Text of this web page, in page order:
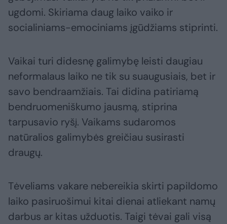
ugdomi. Skiriama daug laiko vaiko ir
socialiniams-emociniams įgūdžiams stiprinti.
Vaikai turi didesnę galimybę leisti daugiau
neformalaus laiko ne tik su suaugusiais, bet ir
savo bendraamžiais. Tai didina patiriamą
bendruomeniškumo jausmą, stiprina
tarpusavio ryšį. Vaikams sudaromos
natūralios galimybės greičiau susirasti
draugų.
Tėveliams vakare nebereikia skirti papildomo
laiko pasiruošimui kitai dienai atliekant namų
darbus ar kitas užduotis. Taigi tėvai gali visą